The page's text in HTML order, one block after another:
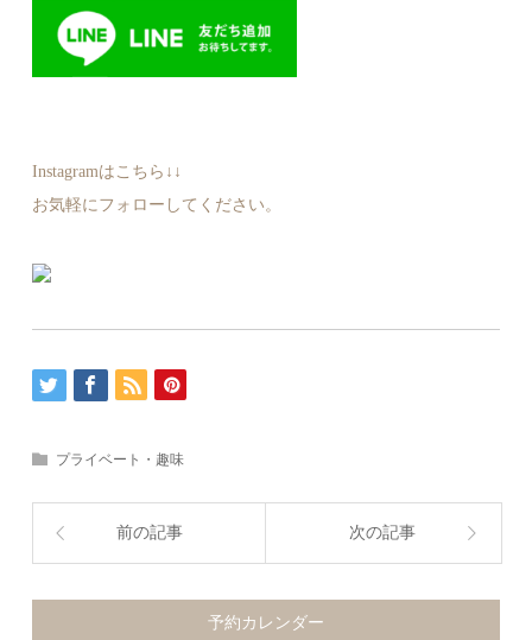
Instagramはこちら↓↓
お気軽にフォローしてください。
プライベート・趣味
前の記事 次の記事
予約カレンダー